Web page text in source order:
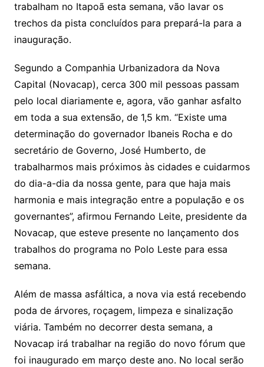
trabalham no Itapoã esta semana, vão lavar os
trechos da pista concluídos para prepará-la para a
inauguração.
Segundo a Companhia Urbanizadora da Nova
Capital (Novacap), cerca 300 mil pessoas passam
pelo local diariamente e, agora, vão ganhar asfalto
em toda a sua extensão, de 1,5 km. “Existe uma
determinação do governador Ibaneis Rocha e do
secretário de Governo, José Humberto, de
trabalharmos mais próximos às cidades e cuidarmos
do dia-a-dia da nossa gente, para que haja mais
harmonia e mais integração entre a população e os
governantes”, afirmou Fernando Leite, presidente da
Novacap, que esteve presente no lançamento dos
trabalhos do programa no Polo Leste para essa
semana.
Além de massa asfáltica, a nova via está recebendo
poda de árvores, roçagem, limpeza e sinalização
viária. Também no decorrer desta semana, a
Novacap irá trabalhar na região do novo fórum que
foi inaugurado em março deste ano. No local serão